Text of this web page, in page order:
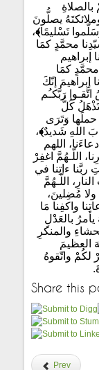
يصلُّونَ
تَسْليمًا﴾،
محمَّدٍ كمَا
كمَا
إنّكَ
رَبَّكـُم
كُلُّ
وَتَرَى
اللهِ شَديدٌ﴾،
اللهم
اللّـهُمَّ اغفِرْ
ربَّنا ءاتِنا في
اللّـهُمَّ
مُضِلينَ،
واكفِنا مَا
بالعَدْلِ
والمنكرِ
العظيمَ
لكُمْ واتّقوهُ
Share this
Prev